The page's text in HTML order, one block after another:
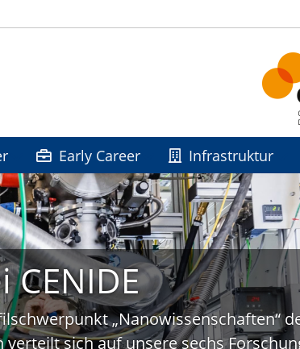
Early Career Infrastruktur
„Nanowissenschaften“
sich auf unsere sechs